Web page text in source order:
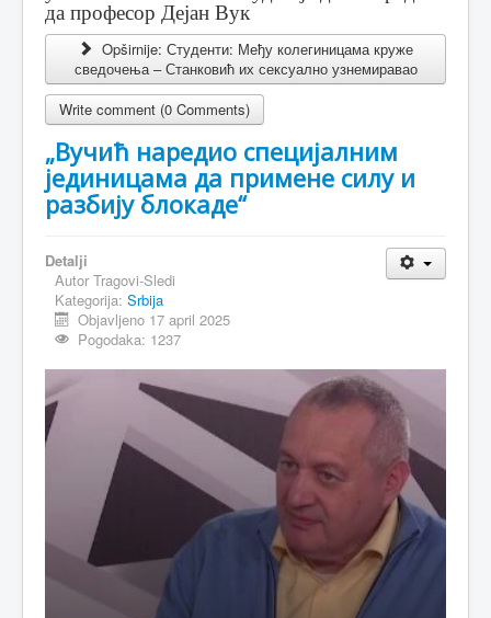
да професор Дејан Вук
Opširnije: Студенти: Међу колегиницама круже
сведочења – Станковић их сексуално узнемиравао
Write comment (0 Comments)
„Вучић наредио специјалним
јединицама да примене силу и
разбију блокаде“
Detalji
Autor Tragovi-Sledi
Kategorija: Srbija
Objavljeno 17 april 2025
Pogodaka: 1237